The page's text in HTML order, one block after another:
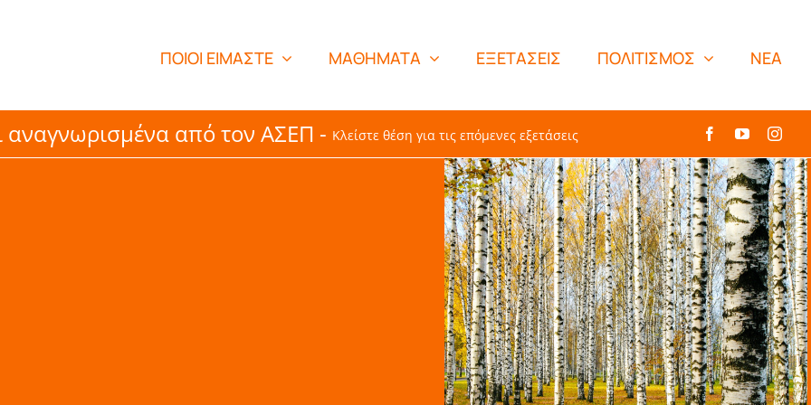
ΠΟΙΟΙ ΕΙΜΑΣΤΕ ΜΑΘΗΜΑΤΑ ΕΞΕΤΑΣΕΙΣ ΠΟΛΙΤΙΣΜΟΣ NEA
αναγνωρισμένα από τον ΑΣΕΠ - Κλείστε θέση για τις επόμενες εξετάσεις